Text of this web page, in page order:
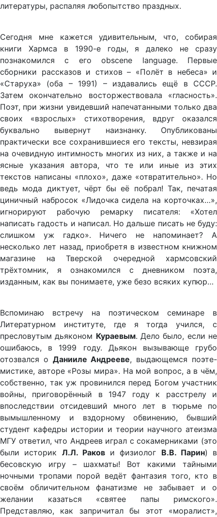
литературы, распаляя любопытство праздных.
Сегодня мне кажется удивительным, что, собирая
книги Хармса в 1990-е годы, я далеко не сразу
познакомился с его obscene language. Первые
сборники рассказов и стихов – «Полёт в небеса» и
«Старуха» (оба – 1991) – издавались ещё в СССР.
Затем окончательно восторжествовала «гласность».
Поэт, при жизни увидевший напечатанными только два
своих «взрослых» стихотворения, вдруг оказался
буквально вывернут наизнанку. Опубликованы
практически все сохранившиеся его тексты, невзирая
на очевидную интимность многих из них, а также и на
ясные указания автора, что те или иные из этих
текстов написаны «плохо», даже «отвратительно». Но
ведь мода диктует, чёрт бы её побрал! Так, печатая
циничный набросок «Лидочка сидела на корточках…»,
игнорируют рабочую ремарку писателя: «Хотел
написать гадость и написал. Но дальше писать не буду:
слишком уж гадко». Ничего не напоминает? А
несколько лет назад, приобретя в известном книжном
магазине на Тверской очередной хармсовский
трёхтомник, я ознакомился с дневником поэта,
изданным, как вы понимаете, уже безо всяких купюр…
Вспоминаю встречу на поэтическом семинаре в
Литературном институте, где я тогда учился, с
пресловутым дьяконом Кураевым. Дело было, если не
ошибаюсь, в 1999 году. Дьякон вызывающе грубо
отозвался о Данииле Андрееве, выдающемся поэте-
мистике, авторе «Розы мира». На мой вопрос, а в чём,
собственно, так уж провинился перед Богом участник
войны, приговорённый в 1947 году к расстрелу и
впоследствии отсидевший много лет в тюрьме по
вымышленному и вздорному обвинению, бывший
студент кафедры истории и теории научного атеизма
МГУ ответил, что Андреев играл с сокамерниками (это
были историк Л.Л. Ракови физиолог В.В. Парин) в
бесовскую игру – шахматы! Вот какими тайными
ночными тропами порой ведёт фантазия того, кто в
своём обличительном фанатизме не забывает и о
желании казаться «святее папы римского».
Представляю, как запричитал бы этот «моралист»,